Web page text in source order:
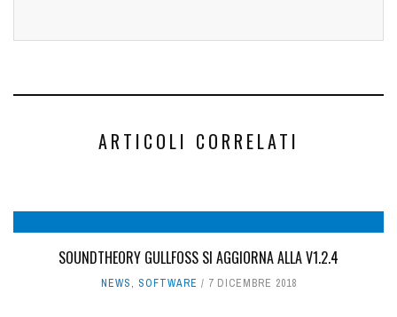
ARTICOLI CORRELATI
SOUNDTHEORY GULLFOSS SI AGGIORNA ALLA V1.2.4
NEWS, SOFTWARE 7 DICEMBRE 2018